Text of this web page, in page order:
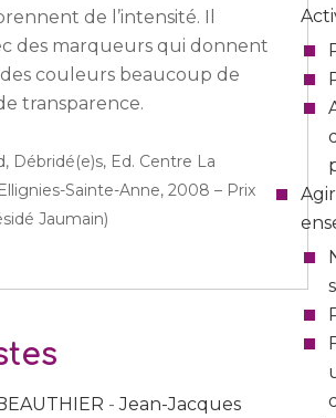
Agir
de l’intensité. Il
des marqueurs qui donnent
des couleurs beaucoup de
transparence.
Débridé(e)s, Ed. Centre La
Sainte-Anne, 2008 – Prix
Jaumain)
-Jean-Jacques